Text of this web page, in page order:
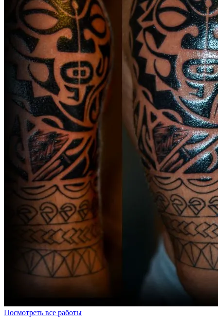
Посмотреть все работы